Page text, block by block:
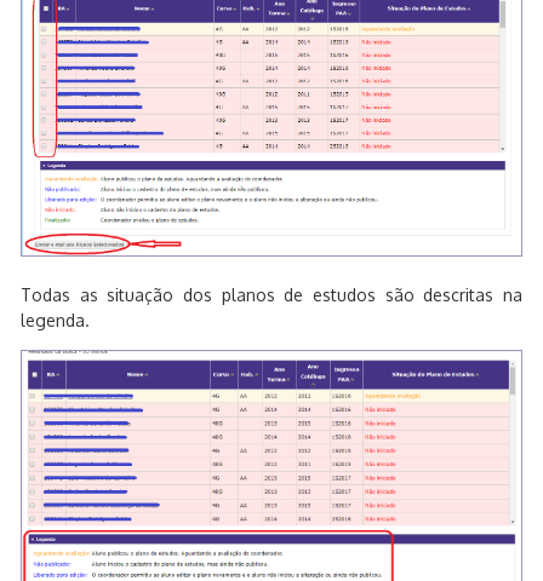
Todas as situação dos planos de estudos são descritas na
legenda.